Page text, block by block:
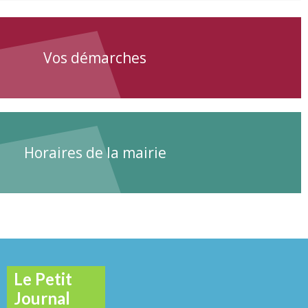
Vos démarches
Horaires de la mairie
Le Petit
Journal